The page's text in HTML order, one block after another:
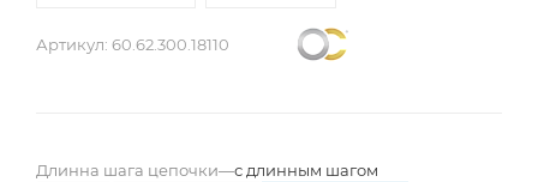
Артикул: 60.62.300.18110
Длинна шага цепочки—с длинным шагом